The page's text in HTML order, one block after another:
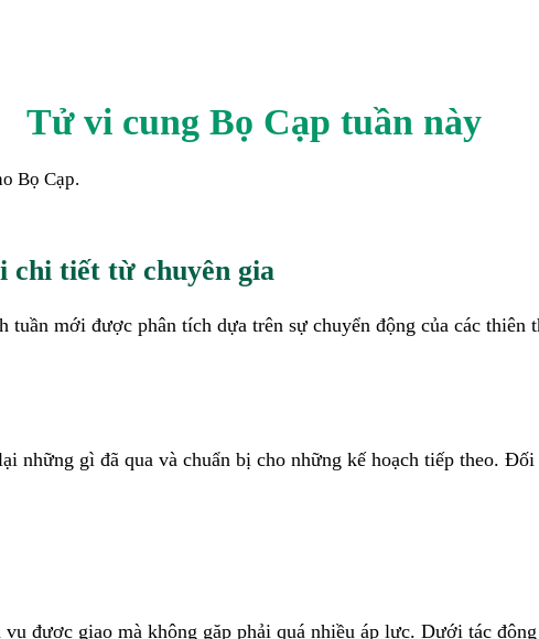
Tử vi cung Bọ Cạp tuần này
Bọ Cạp.
chi tiết từ chuyên gia
mới được phân tích dựa trên sự chuyển động của các thiên
những gì đã qua và chuẩn bị cho những kế hoạch tiếp theo.
được giao mà không gặp phải quá nhiều áp lực. Dưới tác